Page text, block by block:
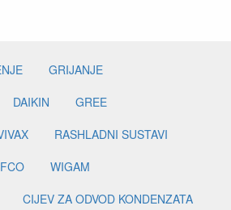
GRIJANJE
DAIKIN
GREE
RASHLADNI SUSTAVI
WIGAM
CIJEV ZA ODVOD KONDENZATA